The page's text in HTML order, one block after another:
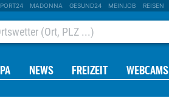
MADONNA GESUND24 MEINJOB REISEN
NEWS FREIZEIT WEBCAMS